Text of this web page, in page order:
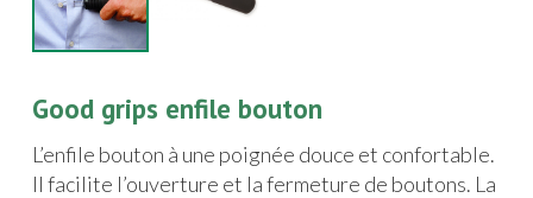
Good grips enfile bouton
L’enfile bouton à une poignée douce et confortable.
Il facilite l’ouverture et la fermeture de boutons. La